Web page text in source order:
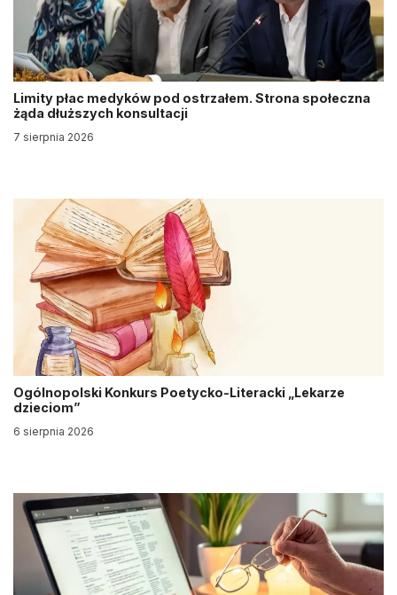
Limity płac medyków pod ostrzałem. Strona społeczna
żąda dłuższych konsultacji
7 sierpnia 2026
Ogólnopolski Konkurs Poetycko-Literacki „Lekarze
dzieciom”
6 sierpnia 2026